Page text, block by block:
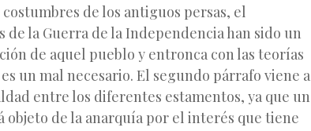
de los antiguos persas, el
de la Guerra de la Independencia han sido un
de aquel pueblo y entronca con las teorías
un mal necesario. El segundo párrafo viene a
entre los diferentes estamentos, ya que un
objeto de la anarquía por el interés que tiene